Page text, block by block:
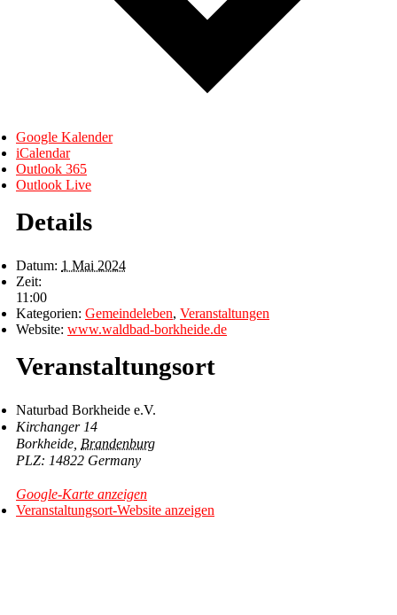
Google Kalender
iCalendar
Outlook 365
Outlook Live
Details
Datum: 1 Mai 2024
Zeit:
11:00
Kategorien: Gemeindeleben, Veranstaltungen
Website: www.waldbad-borkheide.de
Veranstaltungsort
Naturbad Borkheide e.V.
Kirchanger 14
Borkheide Brandenburg
14822 Germany
Google-Karte anzeigen
Veranstaltungsort-Website anzeigen